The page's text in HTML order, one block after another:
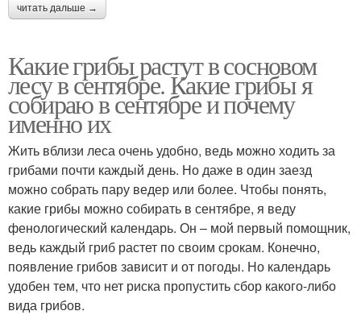
читать дальше →
Какие грибы растут в сосновом
лесу в сентябре. Какие грибы я
собираю в сентябре и почему
именно их
Жить вблизи леса очень удобно, ведь можно ходить за
грибами почти каждый день. Но даже в один заезд
можно собрать пару ведер или более. Чтобы понять,
какие грибы можно собирать в сентябре, я веду
фенологический календарь. Он – мой первый помощник,
ведь каждый гриб растет по своим срокам. Конечно,
появление грибов зависит и от погоды. Но календарь
удобен тем, что нет риска пропустить сбор какого-либо
вида грибов.